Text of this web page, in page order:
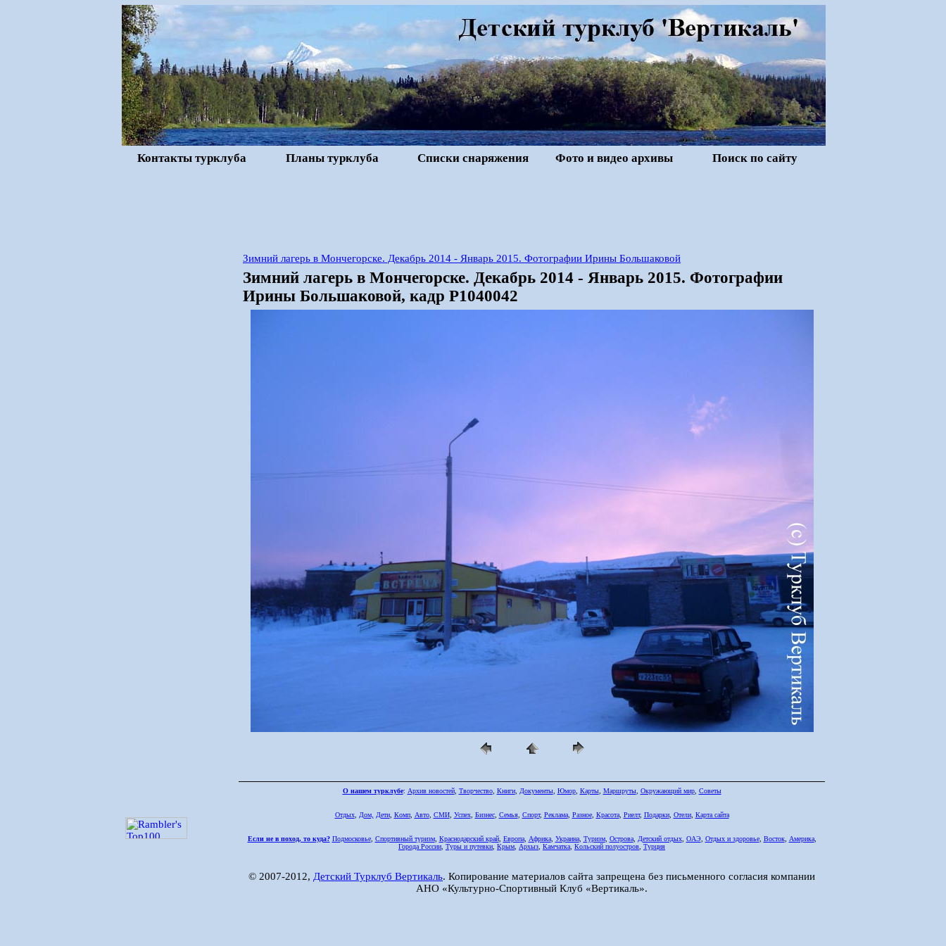
Контакты турклуба Планы турклуба Списки снаряжения Фото и видео архивы Поиск по сайту
Зимний лагерь в Мончегорске. Декабрь 2014 - Январь 2015. Фотографии Ирины Большаковой
Зимний лагерь в Мончегорске. Декабрь 2014 - Январь 2015. Фотографии
Ирины Большаковой, кадр P1040042
О нашем турклубе: Архив новостей, Творчество, Книги, Документы, Юмор, Карты, Маршруты, Окружающий мир, Советы
Отдых, Дом, Дети, Комп, Авто, СМИ, Успех, Бизнес, Семья, Спорт, Реклама, Разное, Красота, Риелт, Подарки, Отели, Карта сайта
Если не в поход, то куда? Подмосковье, Спортивный туризм, Краснодарский край, Европа, Африка, Украина, Туризм, Острова, Детский отдых, ОАЭ, Отдых и здоровье, Восток, Америка,
Города России Туры и путевки Крым Архыз Камчатка Кольский полуостров Турция
© 2007-2012, Детский Турклуб Вертикаль. Копирование материалов сайта запрещена без письменного согласия компании
АНО «Культурно-Спортивный Клуб «Вертикаль».